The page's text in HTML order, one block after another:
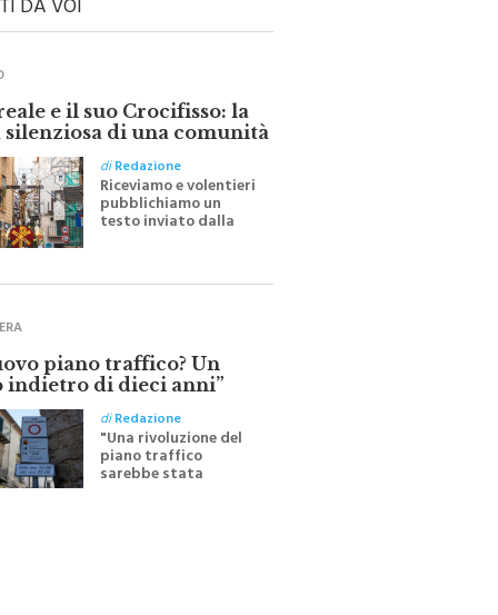
DA VOI
e il suo Crocifisso: la
silenziosa di una comunità
diRedazione
Riceviamo e volentieri
pubblichiamo un
testo inviato dalla
all'indomani della
piano traffico? Un
indietro di dieci anni”
diRedazione
"Una rivoluzione del
piano traffico
sarebbe stata